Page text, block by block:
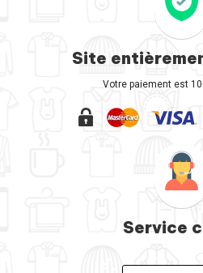
Site
Votre paiement est
Service